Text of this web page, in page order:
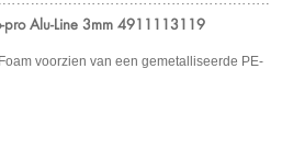
pro Alu-Line 3mm 4911113119
voorzien van een gemetalliseerde PE-